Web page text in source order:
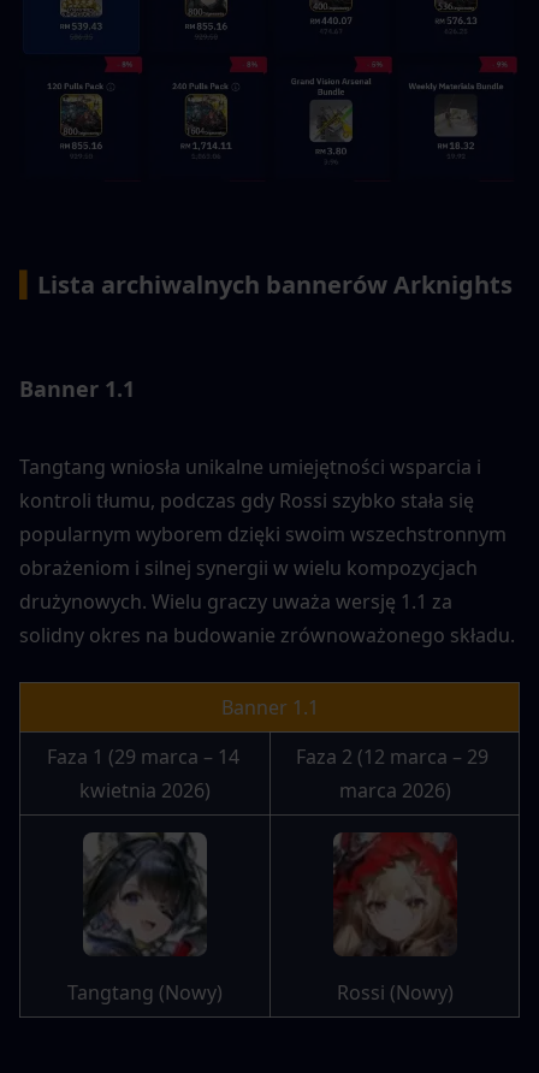
Lista archiwalnych bannerów Arknights
Banner 1.1
Tangtang wniosła unikalne umiejętności wsparcia i
kontroli tłumu, podczas gdy Rossi szybko stała się
popularnym wyborem dzięki swoim wszechstronnym
obrażeniom i silnej synergii w wielu kompozycjach
drużynowych. Wielu graczy uważa wersję 1.1 za
solidny okres na budowanie zrównoważonego składu.
Banner 1.1
Faza 1 (29 marca – 14
kwietnia 2026)
Faza 2 (12 marca – 29
marca 2026)
Tangtang (Nowy) Rossi (Nowy)